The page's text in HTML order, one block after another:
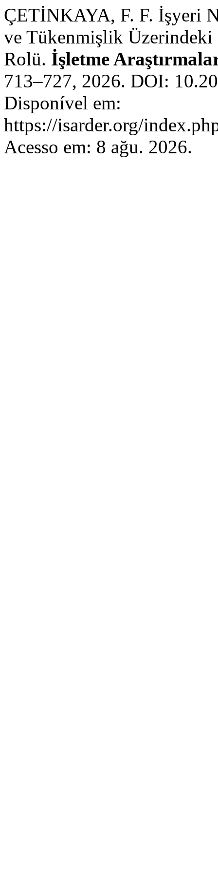
ÇETİNKAYA, F. F. İşyeri
ve Tükenmişlik Üzerindeki
Rolü. İşletme
713–727, 2026. DOI:
Disponível em:
https://isarder.org/
Acesso em: 8 ağu. 2026.